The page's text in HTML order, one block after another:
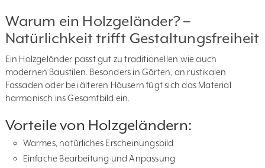
Warum ein Holzgeländer? –
Natürlichkeit trifft Gestaltungsfreiheit
Ein Holzgeländer passt gut zu traditionellen wie auch
modernen Baustilen. Besonders in Gärten, an rustikalen
Fassaden oder bei älteren Häusern fügt sich das Material
harmonisch ins Gesamtbild ein.
Vorteile von Holzgeländern:
Warmes, natürliches Erscheinungsbild
Einfache Bearbeitung und Anpassung